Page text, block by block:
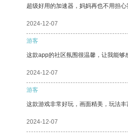
超级好用的加速器，妈妈再也不用担心
2024-12-07
游客
这款app的社区氛围很温馨，让我能够
2024-12-07
游客
这款游戏非常好玩，画面精美，玩法
2024-12-07